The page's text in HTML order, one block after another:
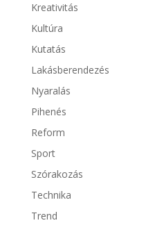
Kreativitás
Kultúra
Kutatás
Lakásberendezés
Nyaralás
Pihenés
Reform
Sport
Szórakozás
Technika
Trend